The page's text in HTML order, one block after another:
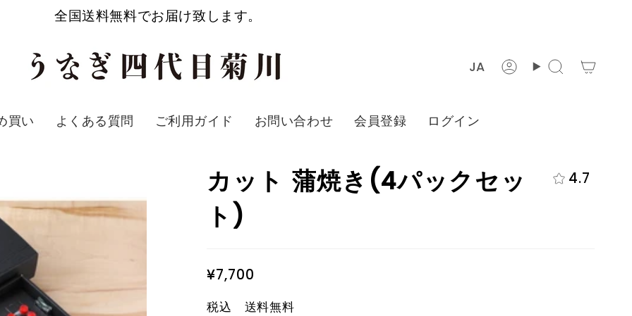
全国送料無料でお届け致します。
言
JA
ア
検
買い よくある質問 ご利用ガイド お問い合わせ 会員登録 ログイン
カット 蒲焼き(4パックセッ
ト)
4.7
¥7,700
税込 送料無料